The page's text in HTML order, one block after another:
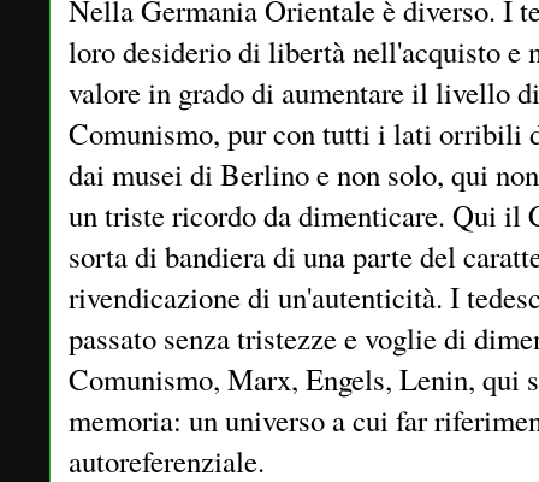
Nella Germania Orientale è diverso. I
loro desiderio di libertà nell'acquisto e
valore in grado di aumentare il livello
Comunismo, pur con tutti i lati orribili
dai musei di Berlino e non solo, qui
un triste ricordo da dimenticare. Qui il
sorta di bandiera di una parte del
rivendicazione di un'autenticità. I
passato senza tristezze e voglie di
Comunismo, Marx, Engels, Lenin, qui
memoria: un universo a cui far
autoreferenziale.